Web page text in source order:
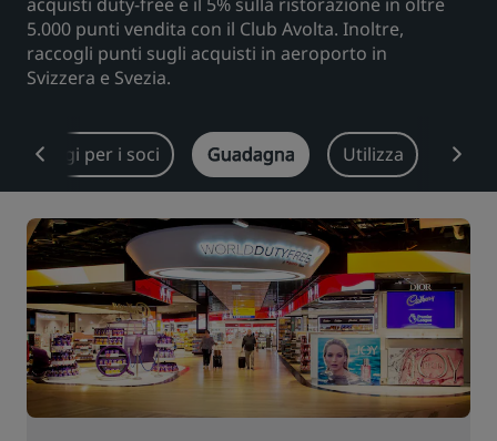
Park Plaza Park Inn by Radisson
Prize by Radisson Country Inn & Suites
Marchi affiliati in Cina
J. Jin Jiang
Kunlun Golden Tulip
Hotel nel centro città
5.000 punti vendita con il Club Avolta. Inoltre,
raccogli punti sugli acquisti in aeroporto in
Svizzera e Svezia.
Vantaggi per i soci Guadagna Utilizza